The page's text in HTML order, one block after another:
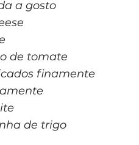
a gosto
de tomate
finamente
de trigo